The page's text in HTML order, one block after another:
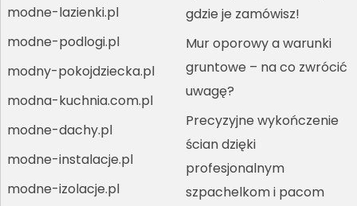
modne-lazienki.pl
modne-podlogi.pl
modny-pokojdziecka.pl
modna-kuchnia.com.pl
modne-dachy.pl
modne-instalacje.pl
modne-izolacje.pl
gdzie je zamówisz!
Mur oporowy a warunki
gruntowe – na co zwrócić
uwagę?
Precyzyjne wykończenie
ścian dzięki
profesjonalnym
szpachelkom i pacom